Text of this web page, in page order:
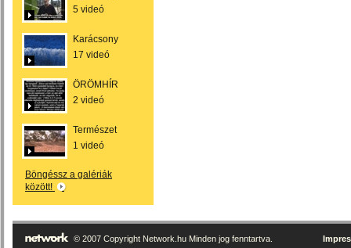
5 videó
Karácsony
17 videó
ÖRÖMHÍR
2 videó
Természet
1 videó
Böngéssz a galériák
között!
© 2007 Copyright Network.hu Minden jog fenntartva.